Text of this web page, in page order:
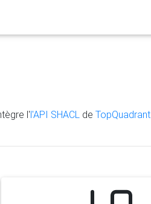
l'l'API SHACL de TopQuadrant.